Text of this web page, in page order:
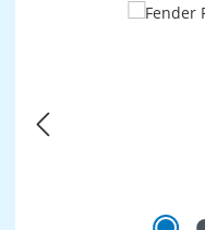
Bildergalerie